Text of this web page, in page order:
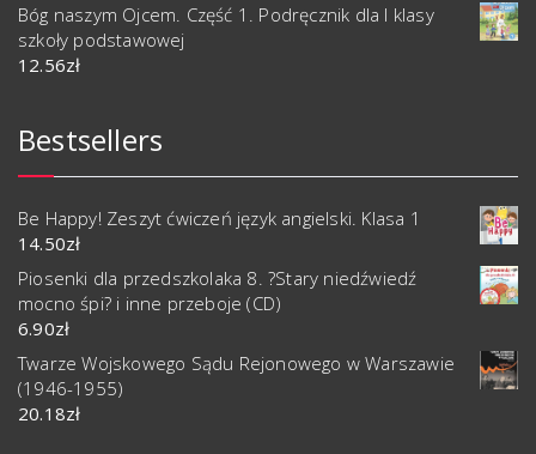
Bóg naszym Ojcem. Część 1. Podręcznik dla I klasy
szkoły podstawowej
12.56zł
Bestsellers
Be Happy! Zeszyt ćwiczeń język angielski. Klasa 1
14.50zł
Piosenki dla przedszkolaka 8. ?Stary niedźwiedź
mocno śpi? i inne przeboje (CD)
6.90zł
Twarze Wojskowego Sądu Rejonowego w Warszawie
(1946-1955)
20.18zł